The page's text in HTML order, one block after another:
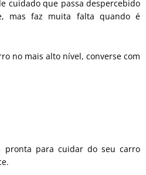
cuidado que passa despercebido
mas faz muita falta quando é
no mais alto nível, converse com
pronta para cuidar do seu carro